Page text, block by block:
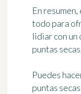
En
todo para
lidiar con un
puntas
Puedes
puntas secas